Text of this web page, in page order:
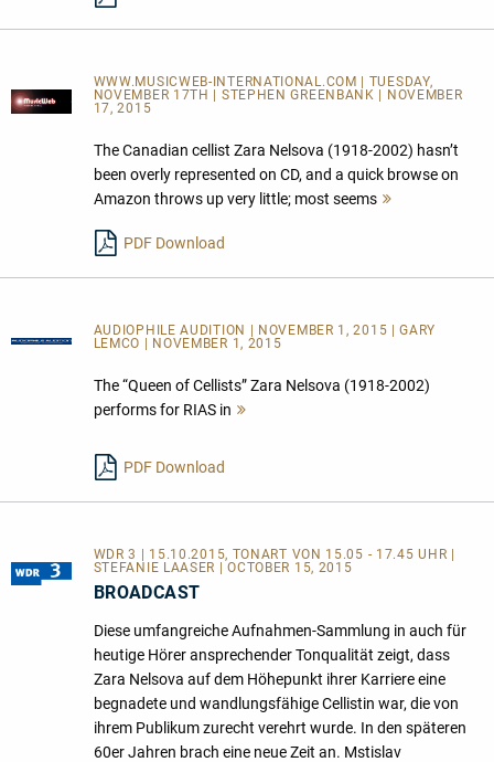
WWW.MUSICWEB-INTERNATIONAL.COM | TUESDAY,
NOVEMBER 17TH | STEPHEN GREENBANK | NOVEMBER
17, 2015
The Canadian cellist Zara Nelsova (1918-2002) hasn’t
been overly represented on CD, and a quick browse on
Amazon throws up very little; most seems
PDF Download
AUDIOPHILE AUDITION | NOVEMBER 1, 2015 | GARY
LEMCO | NOVEMBER 1, 2015
The “Queen of Cellists” Zara Nelsova (1918-2002)
performs for RIAS in
PDF Download
WDR 3 | 15.10.2015, TONART VON 15.05 - 17.45 UHR |
STEFANIE LAASER | OCTOBER 15, 2015
BROADCAST
Diese umfangreiche Aufnahmen-Sammlung in auch für
heutige Hörer ansprechender Tonqualität zeigt, dass
Zara Nelsova auf dem Höhepunkt ihrer Karriere eine
begnadete und wandlungsfähige Cellistin war, die von
ihrem Publikum zurecht verehrt wurde. In den späteren
60er Jahren brach eine neue Zeit an. Mstislav